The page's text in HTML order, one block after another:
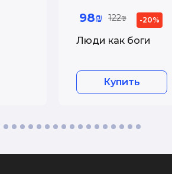
98₪ 122₪ -20%
Люди как боги
Купить